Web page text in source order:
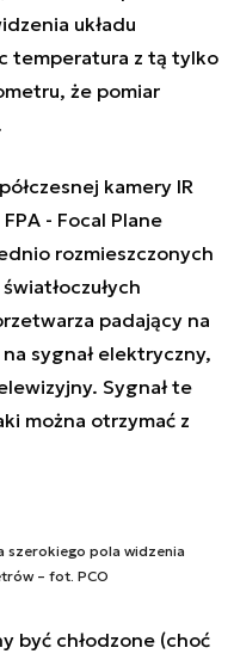
układu
temperatura z tą tylko
że pomiar
kamery IR
- Focal Plane
rozmieszczonych
padający na
sygnał elektryczny,
Sygnał te
można otrzymać z
szerokiego pola widzenia
– fot. PCO
być chłodzone (choć